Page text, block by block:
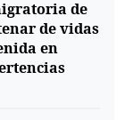
de
de vidas
en